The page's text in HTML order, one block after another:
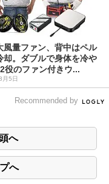
風量ファン、背中はペル
却。ダブルで身体を冷や
役のファン付きウ...
5日
Recommended by
へ
へ